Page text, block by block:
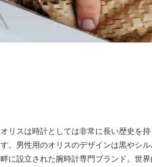
オリスは時計としては非常に長い歴史を
す。男性用のオリスのデザインは黒やシ
畔に設立された腕時計専門ブランド。世